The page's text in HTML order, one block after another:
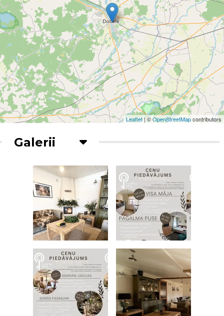
Leaflet | ©OpenStreetMapcontributors
Galerii